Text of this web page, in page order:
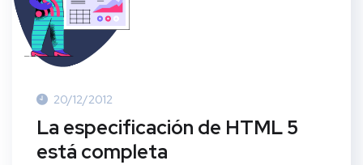
20/12/2012
La especificación de HTML 5
está completa